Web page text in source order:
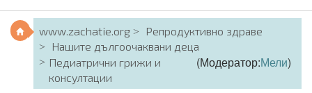
www.zachatie.org
Репродуктивно здраве
Нашите дългоочаквани деца
Педиатрични грижи и
консултации
(Модератор:Мели)